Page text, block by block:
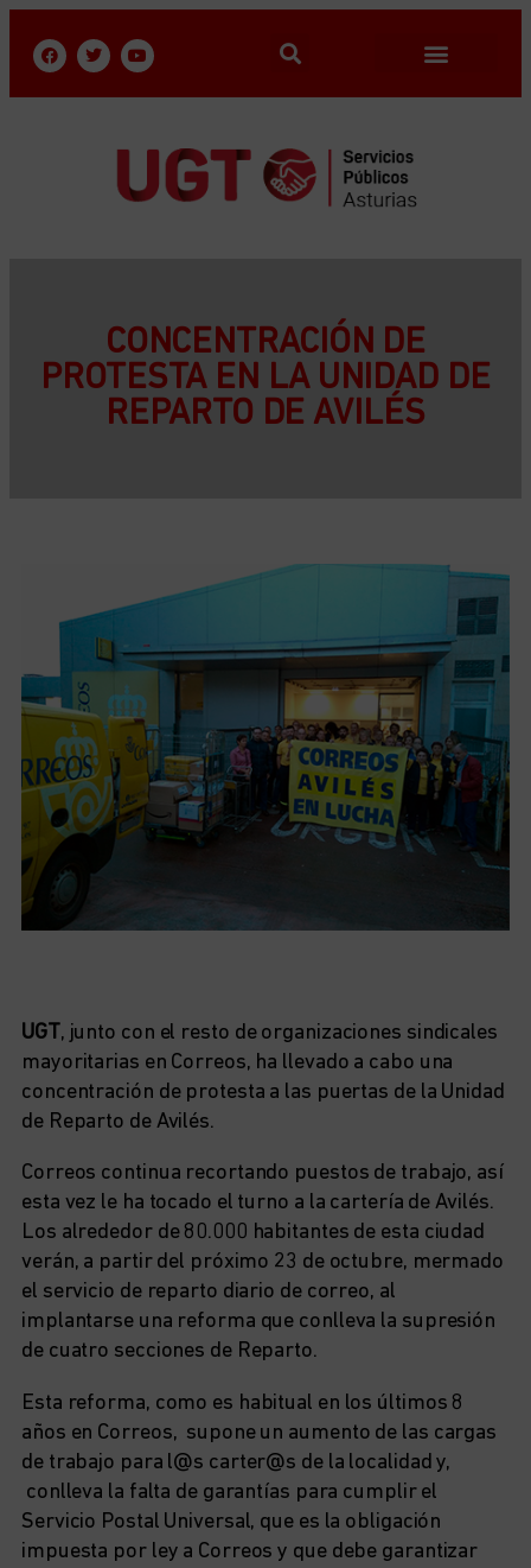
CONCENTRACIÓN DE
PROTESTA EN LA UNIDAD DE
REPARTO DE AVILÉS
UGT, junto con el resto de organizaciones sindicales
mayoritarias en Correos, ha llevado a cabo una
concentración de protesta a las puertas de la Unidad
de Reparto de Avilés.
Correos continua recortando puestos de trabajo, así
esta vez le ha tocado el turno a la cartería de Avilés.
Los alrededor de 80.000 habitantes de esta ciudad
verán, a partir del próximo 23 de octubre, mermado
el servicio de reparto diario de correo, al
implantarse una reforma que conlleva la supresión
de cuatro secciones de Reparto.
Esta reforma, como es habitual en los últimos 8
años en Correos, supone un aumento de las cargas
de trabajo para l@s carter@s de la localidad y,
conlleva la falta de garantías para cumplir el
Servicio Postal Universal, que es la obligación
impuesta por ley a Correos y que debe garantizar